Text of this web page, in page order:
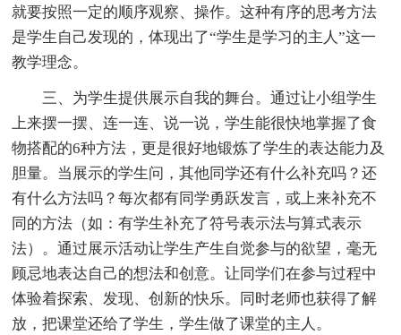
就要按照一定的顺序观察、操作。这种有序的思考方法
是学生自己发现的，体现出了“学生是学习的主人”这一
教学理念。
三、为学生提供展示自我的舞台。通过让小组学生
上来摆一摆、连一连、说一说，学生能很快地掌握了食
物搭配的6种方法，更是很好地锻炼了学生的表达能力及
胆量。当展示的学生问，其他同学还有什么补充吗？还
有什么方法吗？每次都有同学勇跃发言，或上来补充不
同的方法（如：有学生补充了符号表示法与算式表示
法）。通过展示活动让学生产生自觉参与的欲望，毫无
顾忌地表达自己的想法和创意。让同学们在参与过程中
体验着探索、发现、创新的快乐。同时老师也获得了解
放，把课堂还给了学生，学生做了课堂的主人。